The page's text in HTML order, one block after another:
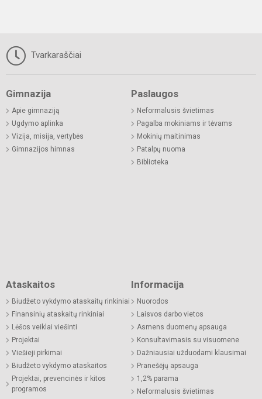
Tvarkaraščiai
Gimnazija
Apie gimnaziją
Ugdymo aplinka
Vizija, misija, vertybės
Gimnazijos himnas
Paslaugos
Neformalusis švietimas
Pagalba mokiniams ir tėvams
Mokinių maitinimas
Patalpų nuoma
Biblioteka
Ataskaitos
Biudžeto vykdymo ataskaitų rinkiniai
Finansinių ataskaitų rinkiniai
Lėšos veiklai viešinti
Projektai
Viešieji pirkimai
Biudžeto vykdymo ataskaitos
Projektai, prevencinės ir kitos
programos
Informacija
Nuorodos
Laisvos darbo vietos
Asmens duomenų apsauga
Konsultavimasis su visuomene
Dažniausiai užduodami klausimai
Pranešėjų apsauga
1,2% parama
Neformalusis švietimas